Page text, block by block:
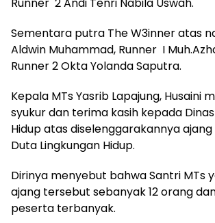
Runner 2 Andi Tenri Nabila Uswah.
Sementara putra The W3inner atas
Aldwin Muhammad, Runner I
Runner 2 Okta Yolanda Saputra.
Kepala MTs Yasrib Lapajung, Husaini
syukur dan terima kasih kepada
Hidup atas diselenggarakannya
Duta Lingkungan Hidup.
Dirinya menyebut bahwa Santri MTs
ajang tersebut sebanyak 12 orang
peserta terbanyak.